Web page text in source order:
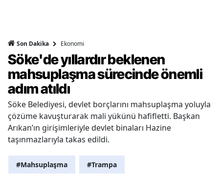
Son Dakika Ekonomi
Söke'de yıllardır beklenen
mahsuplaşma sürecinde önemli
adım atıldı
Söke Belediyesi, devlet borçlarını mahsuplaşma yoluyla
çözüme kavuşturarak mali yükünü hafifletti. Başkan
Arıkan’ın girişimleriyle devlet binaları Hazine
taşınmazlarıyla takas edildi.
#Mahsuplaşma #Trampa